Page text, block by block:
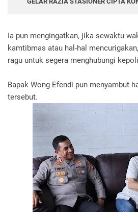
Ia pun mengingatkan, jika sewaktu-
kamtibmas atau hal-hal
ragu untuk segera menghubungi
Bapak Wong Efendi pun menyambut
tersebut.